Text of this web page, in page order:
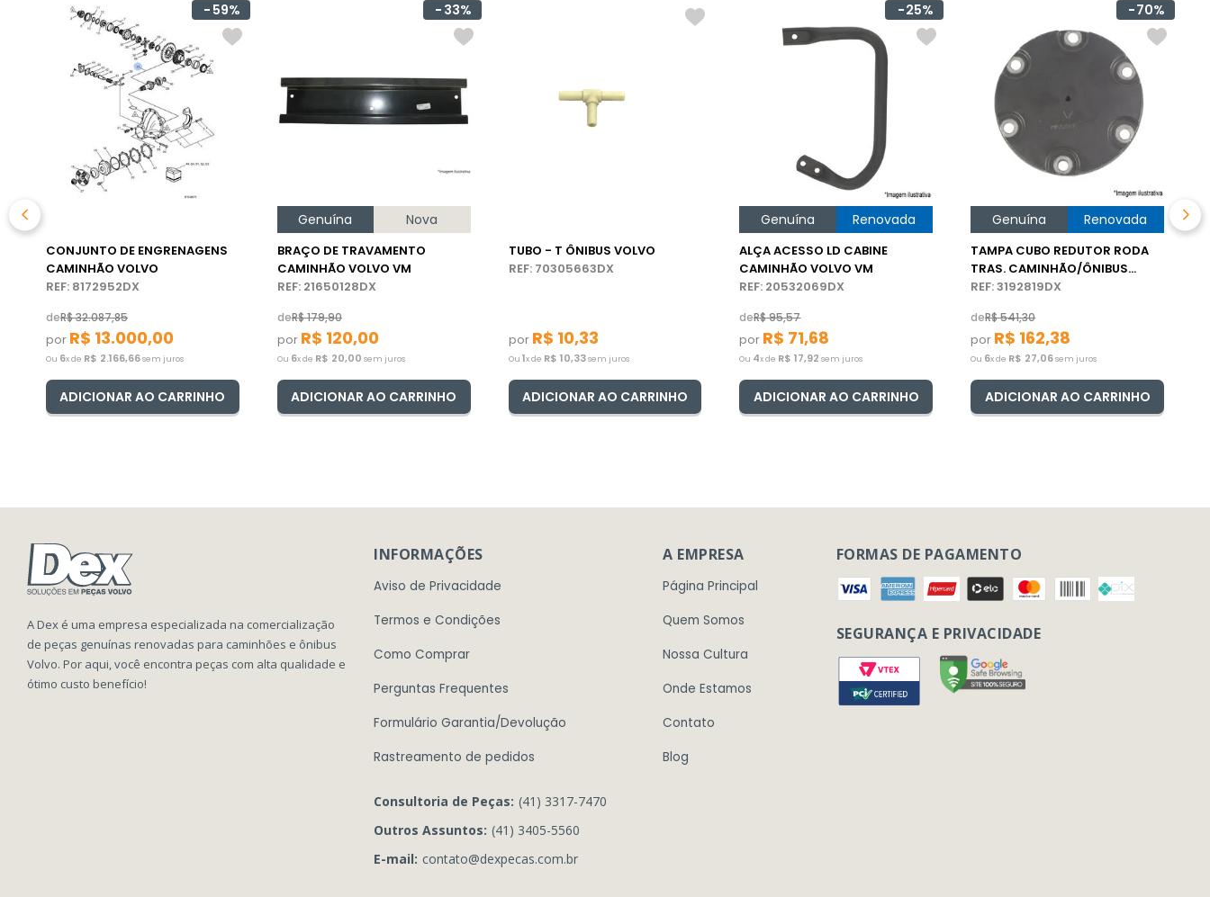
59%
CONJUNTO DE ENGRENAGENS
CAMINHÃO VOLVO
REF: 8172952DX
deR$32.087,85
por R$ 13.000,00
Ou 6x de R$ 2.166,66sem juros
ADICIONAR AO CARRINHO
33%
Genuína Nova
BRAÇO DE TRAVAMENTO
CAMINHÃO VOLVO VM
REF: 21650128DX
deR$179,90
por R$ 120,00
Ou 6x de R$ 20,00 sem juros
ADICIONAR AO CARRINHO
TUBO - T ÔNIBUS VOLVO
REF: 70305663DX
por R$ 10,33
Ou 1x de R$ 10,33sem juros
ADICIONAR AO CARRINHO
25%
Genuína Renovada
ALÇA ACESSO LD CABINE
CAMINHÃO VOLVO VM
REF: 20532069DX
deR$95,57
por R$ 71,68
Ou 4x de R$ 17,92 sem juros
ADICIONAR AO CARRINHO
70%
Genuína Renovada
TAMPA CUBO REDUTOR RODA
TRAS. CAMINHÃO/ÔNIBUS
VOLVO
REF: 3192819DX
deR$541,30
por R$ 162,38
Ou 6x de R$ 27,06sem juros
ADICIONAR AO CARRINHO
A Dex é uma empresa especializada na comercialização
de peças genuínas renovadas para caminhões e ônibus
Volvo. Por aqui, você encontra peças com alta qualidade e
ótimo custo benefício!
INFORMAÇÕES
Aviso de Privacidade
Termos e Condições
Como Comprar
Perguntas Frequentes
Formulário Garantia/Devolução
Rastreamento de pedidos
Consultoria de Peças: (41) 3317-7470
Outros Assuntos: (41) 3405-5560
E-mail: contato@dexpecas.com.br
A EMPRESA
Página Principal
Quem Somos
Nossa Cultura
Onde Estamos
Contato
Blog
FORMAS DE PAGAMENTO
SEGURANÇA E PRIVACIDADE